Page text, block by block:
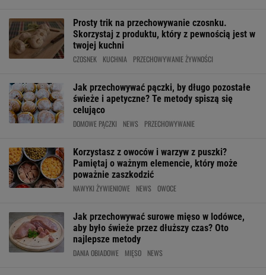
Prosty trik na przechowywanie czosnku.
Skorzystaj z produktu, który z pewnością jest w
twojej kuchni
CZOSNEK KUCHNIA PRZECHOWYWANIE ŻYWNOŚCI
Jak przechowywać pączki, by długo pozostałe
świeże i apetyczne? Te metody spiszą się
celująco
DOMOWE PĄCZKI NEWS PRZECHOWYWANIE
Korzystasz z owoców i warzyw z puszki?
Pamiętaj o ważnym elemencie, który może
poważnie zaszkodzić
NAWYKI ŻYWIENIOWE NEWS OWOCE
Jak przechowywać surowe mięso w lodówce,
aby było świeże przez dłuższy czas? Oto
najlepsze metody
DANIA OBIADOWE MIĘSO NEWS